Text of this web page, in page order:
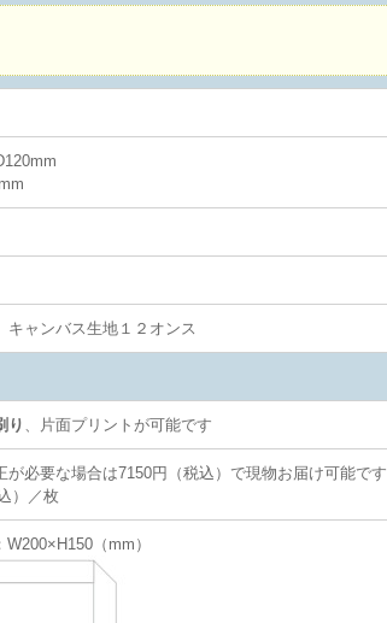
ャンバス生地１２オンス
り 、片面プリントが可能です
必要な場合は7150円（税込）で現物お届け可能です
）／枚
（mm）